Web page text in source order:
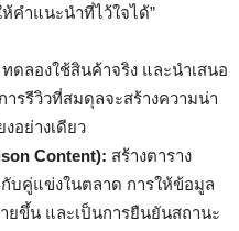
คำแนะนำที่ไว้ใจได้”
ทดลองใช้สินค้าจริง และนำเสนอ
รรีวิวที่สมดุลจะสร้างความน่า
อย่างเดียว
Content): สร้างตาราง
บคู่แข่งในตลาด การให้ข้อมูล
ขึ้น และเป็นการยืนยันสถานะ